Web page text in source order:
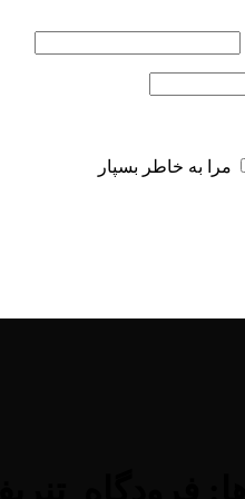
مرا به خاطر بسپار